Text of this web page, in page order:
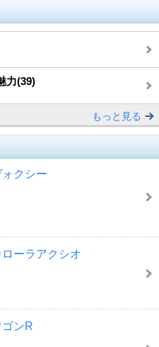
力(39)
もっと見る
ォクシー
ローラアクシオ
ゴンR